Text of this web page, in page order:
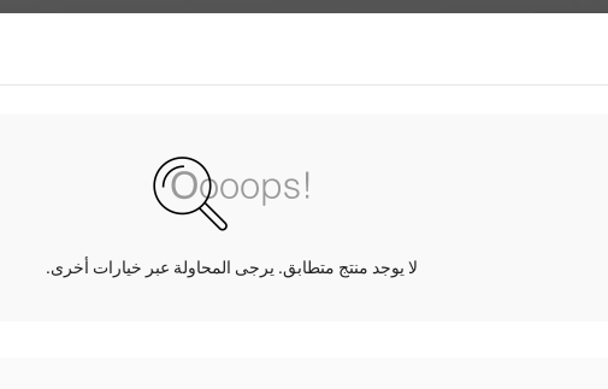
لا يوجد منتج متطابق. يرجى المحاولة عبر خيارات أخرى.